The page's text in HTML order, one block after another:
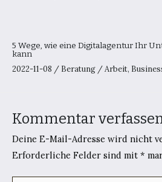
5 Wege, wie eine Digitalagentur Ihr
kann
2022-11-08 / Beratung / Arbeit,
Kommentar
Deine E-Mail-Adresse wird nicht
Erforderliche Felder sind mit *